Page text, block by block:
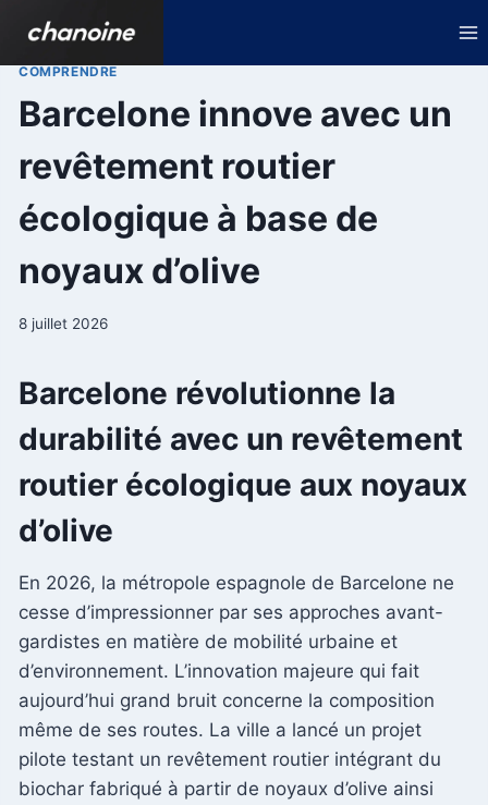
contenu
COMPRENDRE
Barcelone innove avec un
revêtement routier
écologique à base de
noyaux d’olive
8 juillet 2026
Barcelone révolutionne la
durabilité avec un revêtement
routier écologique aux noyaux
d’olive
En 2026, la métropole espagnole de Barcelone ne
cesse d’impressionner par ses approches avant-
gardistes en matière de mobilité urbaine et
d’environnement. L’innovation majeure qui fait
aujourd’hui grand bruit concerne la composition
même de ses routes. La ville a lancé un projet
pilote testant un revêtement routier intégrant du
biochar fabriqué à partir de noyaux d’olive ainsi